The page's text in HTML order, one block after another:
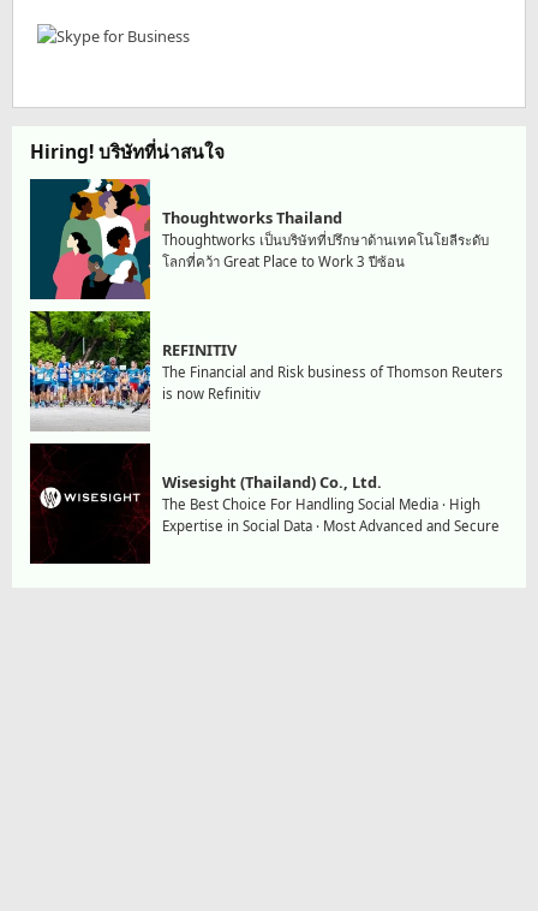
Hiring! บริษัทที่น่าสนใจ
Thoughtworks Thailand
Thoughtworks เป็นบริษัทที่ปรึกษาด้านเทคโนโยลีระดับ
โลกที่คว้า Great Place to Work 3 ปีซ้อน
REFINITIV
The Financial and Risk business of Thomson Reuters
is now Refinitiv
Wisesight (Thailand) Co., Ltd.
The Best Choice For Handling Social Media · High
Expertise in Social Data · Most Advanced and Secure